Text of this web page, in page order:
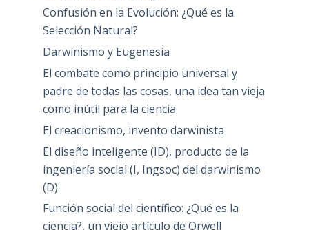
Confusión en la Evolución: ¿Qué es la
Selección Natural?
Darwinismo y Eugenesia
El combate como principio universal y
padre de todas las cosas, una idea tan vieja
como inútil para la ciencia
El creacionismo, invento darwinista
El diseño inteligente (ID), producto de la
ingeniería social (I, Ingsoc) del darwinismo
(D)
Función social del científico: ¿Qué es la
ciencia?, un viejo artículo de Orwell